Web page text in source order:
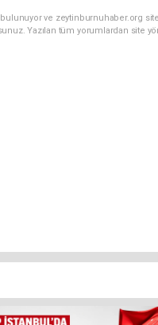
ve zeytinburnuhaber.org
Yazılan tüm yorumlardan site